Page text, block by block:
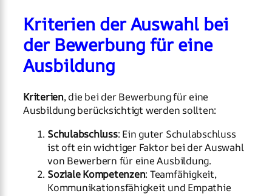
Kriterien der Auswahl bei
der Bewerbung für eine
Ausbildung
Kriterien, die bei der Bewerbung für eine
Ausbildung berücksichtigt werden sollten:
Schulabschluss: Ein guter Schulabschluss
ist oft ein wichtiger Faktor bei der Auswahl
von Bewerbern für eine Ausbildung.
Soziale Kompetenzen: Teamfähigkeit,
Kommunikationsfähigkeit und Empathie